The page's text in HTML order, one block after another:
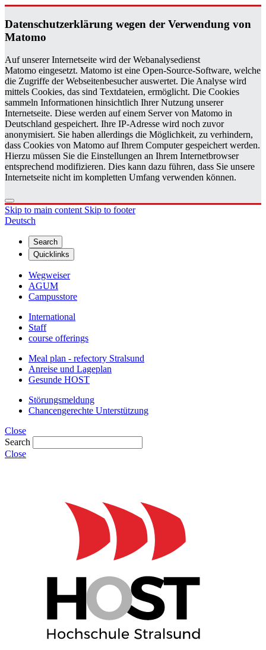
Daten­schutzerklärung wegen der Ver­wen­dung von
Matomo
Auf unserer Internetseite wird der Webanalysedienst
Matomo eingesetzt. Matomo ist eine Open-Source-Software, welche
die Zugriffe der Webseitenbesucher auswertet. Die Analyse wird
mittels Cookies, das sind Textdateien, ermöglicht. Die Cookies
sammeln Informationen hinsichtlich Ihrer Nutzung unserer
Internetseite. Diese werden auf einem Server von Matomo in
Deutschland gespeichert. Ihre IP-Adresse wird noch zuvor
anonymisiert. Sie haben allerdings die Möglichkeit, zu verhindern,
dass Cookies von Matomo auf Ihrem Computer gespeichert werden.
Hierzu müssen Sie die Einstellungen an Ihrem Internetbrowser
entsprechend modifizieren. Dies kann dazu führen, dass Sie unsere
Internetseite nicht im kompletten Umfang verwenden können.
Skip to main content Skip to footer
Deutsch
Search
Quicklinks
Wegweiser
AGUM
Campusstore
International
Staff
course offerings
Meal plan - refectory Stralsund
Anreise und Lageplan
Gesunde HOST
Störungsmeldung
Chancengerechte Unterstützung
Close
Search
Close